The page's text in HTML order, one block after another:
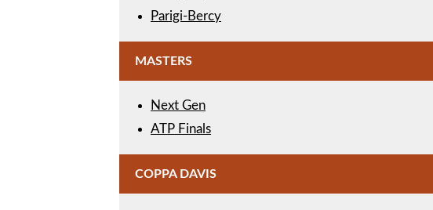
Parigi-Bercy
MASTERS
Next Gen
ATP Finals
COPPA DAVIS